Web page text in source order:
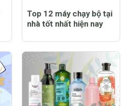
Top 12 máy chạy bộ tại
nhà tốt nhất hiện nay